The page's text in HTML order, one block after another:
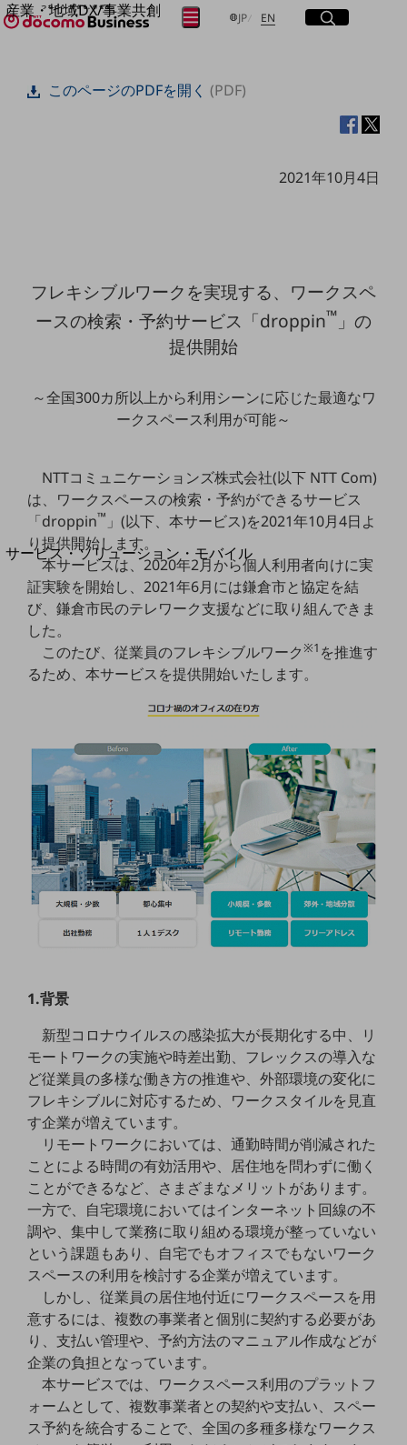
産業・地域DX/事業共創
OPEN HUB for Plural Futures
OPEN HUB for Plural Futuresとは
Smart Industry
Smart Mobility
Smart Worksite
地域社会を支える皆さまと地域課題の解決や
地域経済のさらなる活性化に取り組みます
自治体・地域社会との共創
別ウィンドウで開きます
サービス・ソリューション・モバイル
サービス・ソリューションTOP
DXに関する課題を解決する
サービス・ソリューションをご紹介
カテゴリーで探す
カテゴリーで探すTOP
電話・映像コミュニケーション
セキュリティ
データ利活用
業務支援・マーケティング
災害対策・BCP
課題・ニーズで探す
課題・ニーズで探すTOP
コミュニケーション・情報共有
マーケティング
業務効率化
災害対策
職場環境整備
地域共創・地方創生
セキュリティ対策
遠隔監視
顧客体験（CX）改善
自動化・省電化
人材不足解消
JP日本語
EN Englishサイト内検索
開く
メニュー
開く
フリーワードを入力して探す
検索する
このページのPDFを開く(PDF)
2021年10月4日
フレキシブルワークを実現する、ワークスペ
ースの検索・予約サービス「droppin™ 」の
提供開始
～全国300カ所以上から利用シーンに応じた最適なワ
ークスペース利用が可能～
NTTコミュニケーションズ株式会社(以下 NTT Com)
は、ワークスペースの検索・予約ができるサービス
「droppin™ 」(以下、本サービス)を2021年10月4日よ
り提供開始します。
本サービスは、2020年2月から個人利用者向けに実
証実験を開始し、2021年6月には鎌倉市と協定を結
び、鎌倉市民のテレワーク支援などに取り組んできま
した。
このたび、従業員のフレキシブルワーク※1 を推進す
るため、本サービスを提供開始いたします。
1.背景
新型コロナウイルスの感染拡大が長期化する中、リ
モートワークの実施や時差出勤、フレックスの導入な
ど従業員の多様な働き方の推進や、外部環境の変化に
フレキシブルに対応するため、ワークスタイルを見直
す企業が増えています。
リモートワークにおいては、通勤時間が削減された
ことによる時間の有効活用や、居住地を問わずに働く
ことができるなど、さまざまなメリットがあります。
一方で、自宅環境においてはインターネット回線の不
調や、集中して業務に取り組める環境が整っていない
という課題もあり、自宅でもオフィスでもないワーク
スペースの利用を検討する企業が増えています。
しかし、従業員の居住地付近にワークスペースを用
意するには、複数の事業者と個別に契約する必要があ
り、支払い管理や、予約方法のマニュアル作成などが
企業の負担となっています。
本サービスでは、ワークスペース利用のプラットフ
ォームとして、複数事業者との契約や支払い、スペー
ス予約を統合することで、全国の多種多様なワークス